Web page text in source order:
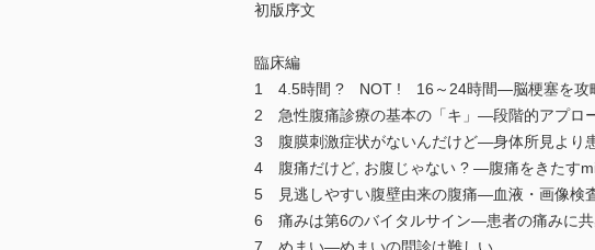
初版序文
臨床編
1 4.5時間 ? NOT ! 16～24時間―脳梗塞を攻
2 急性腹痛診療の基本の「キ」―段階的アプロ
3 腹膜刺激症状がないんだけど―身体所見より
4 腹痛だけど, お腹じゃない ? ―腹痛をきたす
5 見逃しやすい腹壁由来の腹痛―血液・画像検
6 痛みは第6のバイタルサイン―患者の痛みに共